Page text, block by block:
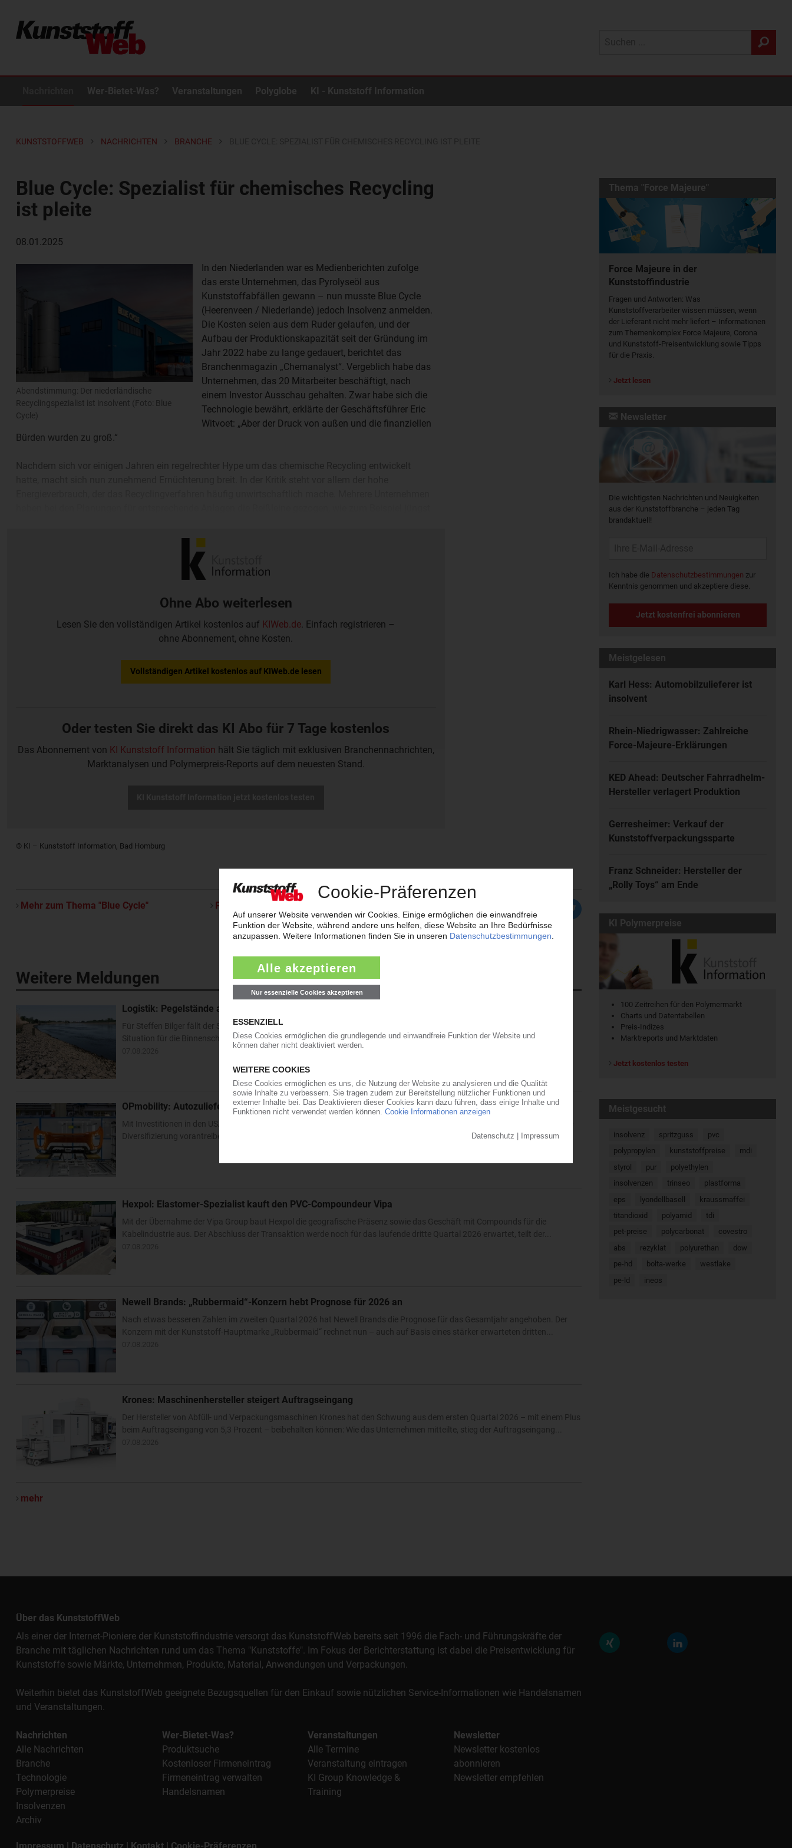
Wer-Bietet-Was? Veranstaltungen Polyglobe KI - Kunststoff Information
KUNSTSTOFFWEB NACHRICHTEN BRANCHE
Blue Cycle: Spezialist für chemisches Recycling
ist pleite
08.01.2025
Abendstimmung: Der niederländische
Recyclingspezialist ist insolvent (Foto: Blue
Cycle)
In den Niederlanden war es Medienberichten zufolge
das erste Unternehmen, das Pyrolyseöl aus
Kunststoffabfällen gewann – nun musste Blue Cycle
(Heerenveen / Niederlande) jedoch Insolvenz anmelden.
Die Kosten seien aus dem Ruder gelaufen, und der
Aufbau der Produktionskapazität seit der Gründung im
Jahr 2022 habe zu lange gedauert, berichtet das
Branchenmagazin „Chemanalyst“. Vergeblich habe das
Unternehmen, das 20 Mitarbeiter beschäftigt, nach
einem Investor Ausschau gehalten. Zwar habe sich die
Technologie bewährt, erklärte der Geschäftsführer Eric
Witvoet: „Aber der Druck von außen und die finanziellen
Bürden wurden zu groß.“
Nachdem sich vor einigen Jahren ein regelrechter Hype um das chemische Recycling entwickelt
häufen sich die Insolvenzen: So hatte zuletzt die Pleite von Ioniqa für Schlagzeilen gesorgt.
Ohne Abo weiterlesen
Lesen Sie den vollständigen Artikel kostenlos auf KIWeb.de. Einfach registrieren –
ohne Abonnement, ohne Kosten.
Vollständigen Artikel kostenlos auf KIWeb.de lesen
Oder testen Sie direkt das KI Abo für 7 Tage kostenlos
Das Abonnement von KI Kunststoff Information hält Sie täglich mit exklusiven Branchennachrichten,
Marktanalysen und Polymerpreis-Reports auf dem neuesten Stand.
© KI – Kunststoff Information, Bad Homburg
Mehr zum Thema "Blue Cycle" Per E-Mail weiterleiten
Weitere Meldungen
Logistik: Pegelstände am Rhein erreichen neues Rekordtief
Für Steffen Bilger fällt der Sommerurlaub derzeit so flach wie das Niedrigwasser im Rhein. Angesichts der dramatischen
Situation für die Binnenschifffahrt hat der frisch gekürte Bundesverkehrsminister zur Konferenz nach Bonn geladen. Dort...
OPmobility: Autozulieferer verstärkt Präsenz in den USA und Asien
Mit Investitionen in den USA und Asien will der Automobilzulieferer OPmobility – die frühere Plastic Omnium – seine regionale
Diversifizierung vorantreiben. Im US-Bundesstaat Ohio errichtet der familiengeführte Automobilzulieferer ein...
07.08.2026
Hexpol: Elastomer-Spezialist kauft den PVC-Compoundeur Vipa
Mit der Übernahme der Vipa Group baut Hexpol die geografische Präsenz sowie das Geschäft mit Compounds für die
Kabelindustrie aus. Der Abschluss der Transaktion werde noch für das laufende dritte Quartal 2026 erwartet, teilt der...
Newell Brands: „Rubbermaid“-Konzern hebt Prognose für 2026 an
Nach etwas besseren Zahlen im zweiten Quartal 2026 hat Newell Brands die Prognose für das Gesamtjahr angehoben. Der
Konzern mit der Kunststoff-Hauptmarke „Rubbermaid“ rechnet nun – auch auf Basis eines stärker erwarteten dritten...
Krones: Maschinenhersteller steigert Auftragseingang
Der Hersteller von Abfüll- und Verpackungsmaschinen Krones hat den Schwung aus dem ersten Quartal 2026 – mit einem Plus
beim Auftragseingang von 5,3 Prozent – beibehalten können: Wie das Unternehmen mitteilte, stieg der Auftragseingang...
mehr
Thema "Force Majeure"
Force Majeure in der
Kunststoffindustrie
Fragen und Antworten: Was
Kunst­stoff­verarbeiter wissen müssen, wenn
der Lieferant nicht mehr liefert – Informationen
zum Themenkomplex Force Majeure, Corona
und Kunststoff-Preisentwicklung sowie Tipps
für die Praxis.
Jetzt lesen
Newsletter
Die wichtigsten Nachrichten und Neuigkeiten
aus der Kunststoffbranche – jeden Tag
brandaktuell!
Ich habe die Datenschutzbestimmungen zur
Kenntnis genommen und akzeptiere diese.
Jetzt kostenfrei abonnieren
Meistgelesen
Karl Hess: Automobilzulieferer ist
insolvent
Rhein-Niedrigwasser: Zahlreiche
Force-Majeure-Erklärungen
KED Ahead: Deutscher Fahrradhelm-
Hersteller verlagert Produktion
Gerresheimer: Verkauf der
Kunststoffverpackungssparte
Franz Schneider: Hersteller der
„Rolly Toys“ am Ende
KI Polymerpreise
100 Zeitreihen für den Polymermarkt
Charts und Datentabellen
Preis-Indizes
Marktreports und Marktdaten
Jetzt kostenlos testen
Meistgesucht
insolvenz spritzguss
pvc
polypropylen
kunststoffpreise
mdi
styrol
pur
polyethylen
insolvenzen
trinseo
plastforma
eps
lyondellbasell
kraussmaffei
titandioxid
polyamid
tdi
pet-preise
polycarbonat
covestro
abs
rezyklat polyurethan
dow
pe-hd
bolta-werke
westlake
pe-ld
ineos
Über das KunststoffWeb
Als einer der Internet-Pioniere der Kunststoffindustrie versorgt das KunststoffWeb bereits seit 1996 die Fach- und Führungskräfte der
Branche mit täglichen Nachrichten rund um das Thema "Kunststoffe". Im Fokus der Berichterstattung ist dabei die Preisentwicklung für
Kunststoffe sowie Märkte, Unternehmen, Produkte, Material, Anwendungen und Verpackungen.
Weiterhin bietet das KunststoffWeb geeignete Bezugsquellen für den Einkauf sowie nützlichen Service-Informationen wie Handelsnamen
und Veranstaltungen.
Nachrichten
Alle Nachrichten
Branche
Technologie
Polymerpreise
Insolvenzen
Archiv
Wer-Bietet-Was?
Produktsuche
Kostenloser Firmeneintrag
Firmeneintrag verwalten
Handelsnamen
Veranstaltungen
Alle Termine
Veranstaltung eintragen
KI Group Knowledge &
Training
Newsletter
Newsletter kostenlos
abonnieren
Newsletter empfehlen